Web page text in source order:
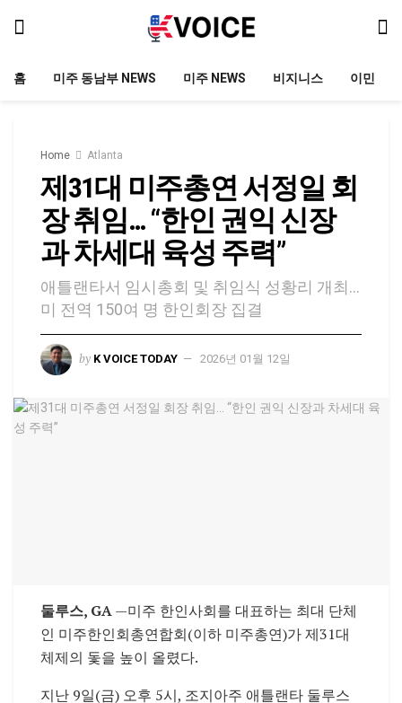
홈 미주 동남부 NEWS 미주 NEWS 비지니스 이민
Home Atlanta
제31대 미주총연 서정일 회
장 취임… “한인 권익 신장
과 차세대 육성 주력”
애틀랜타서 임시총회 및 취임식 성황리 개최…
미 전역 150여 명 한인회장 집결
by K VOICE TODAY 2026년 01월 12일
둘루스, GA—미주 한인사회를 대표하는 최대 단체
인 미주한인회총연합회(이하 미주총연)가 제31대
체제의 돛을 높이 올렸다.
지난 9일(금) 오후 5시, 조지아주 애틀랜타 둘루스